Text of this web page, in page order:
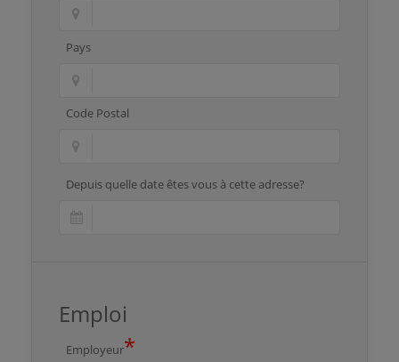
Pays
Code Postal
Depuis quelle date êtes vous à cette adresse?
Emploi
Employeur*